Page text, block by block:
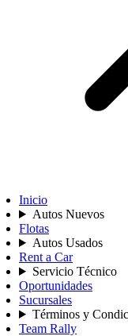
Inicio
Autos Nuevos
Flotas
Autos Usados
Rent a Car
Servicio Técnico
Oportunidades
Sucursales
Términos y
Team Rally